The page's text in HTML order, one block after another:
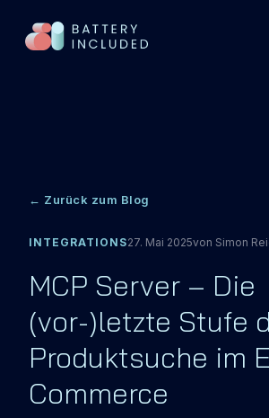
AI RECOS
HYBRID LLM SEARCH
ARTIFICIAL INTELLIGENCE
CONTEXT KIT
PRICING
ÜBER UNS
← Zurück zum Blog
INTEGRATIONS27. Mai 2025von Simon
MCP Server – Die
(vor-)letzte Stufe
Produktsuche im
Commerce